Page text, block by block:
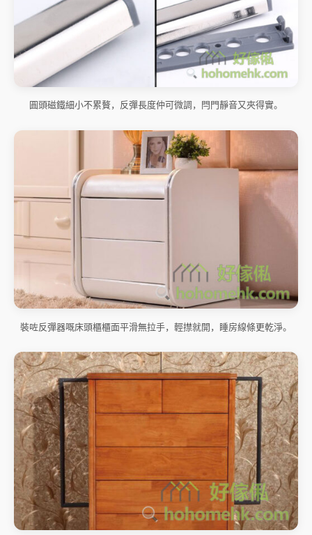
圓頭磁鐵細小不累贅，反彈長度仲可微調，閂門靜音又夾得實。
裝咗反彈器嘅床頭櫃櫃面平滑無拉手，輕㩒就開，睡房線條更乾淨。